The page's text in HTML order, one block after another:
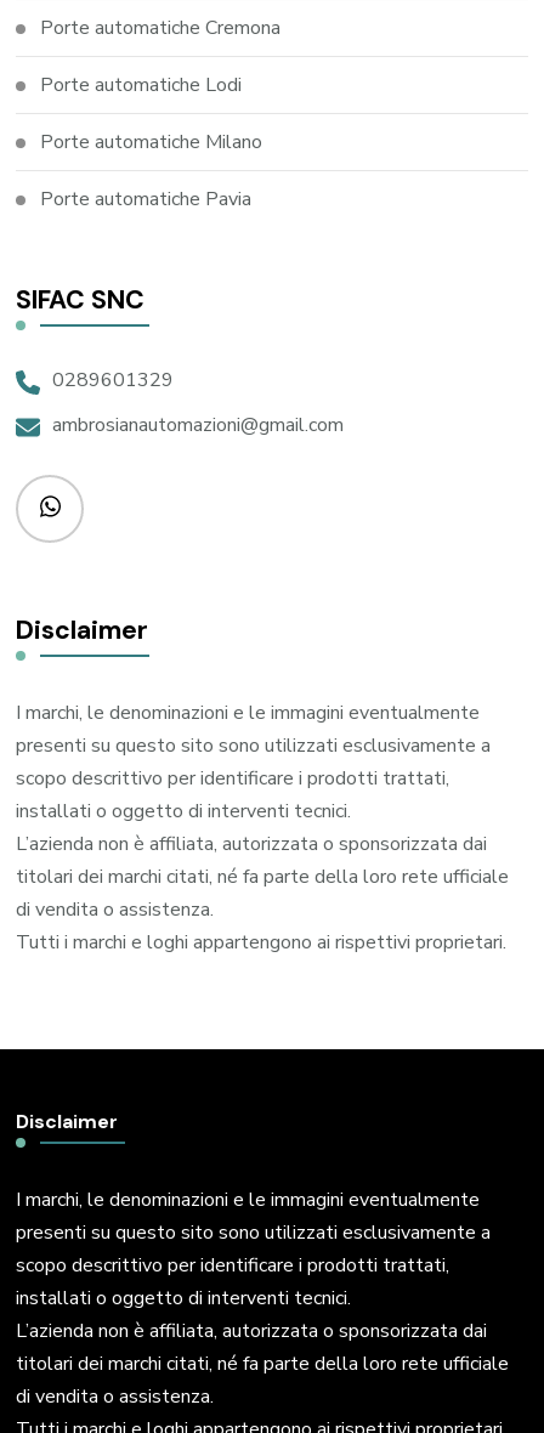
Porte automatiche Cremona
Porte automatiche Lodi
Porte automatiche Milano
Porte automatiche Pavia
SIFAC SNC
0289601329
ambrosianautomazioni@gmail.com
Disclaimer
I marchi, le denominazioni e le immagini eventualmente
presenti su questo sito sono utilizzati esclusivamente a
scopo descrittivo per identificare i prodotti trattati,
installati o oggetto di interventi tecnici.
L’azienda non è affiliata, autorizzata o sponsorizzata dai
titolari dei marchi citati, né fa parte della loro rete ufficiale
di vendita o assistenza.
Tutti i marchi e loghi appartengono ai rispettivi proprietari.
Disclaimer
I marchi, le denominazioni e le immagini eventualmente
presenti su questo sito sono utilizzati esclusivamente a
scopo descrittivo per identificare i prodotti trattati,
installati o oggetto di interventi tecnici.
L’azienda non è affiliata, autorizzata o sponsorizzata dai
titolari dei marchi citati, né fa parte della loro rete ufficiale
di vendita o assistenza.